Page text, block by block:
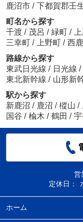
鹿沼市 / 下都賀郡壬
町名から探す
千渡 / 茂呂 / 緑町 /
三幸町 / 上野町 / 西
路線から探す
東武日光線 / 日光線 /
東北新幹線 / 山形新
駅から探す
新鹿沼 / 鹿沼 / 樅山 /
国谷 / 楡木 / 鶴田 /
営
定休日：
ホーム